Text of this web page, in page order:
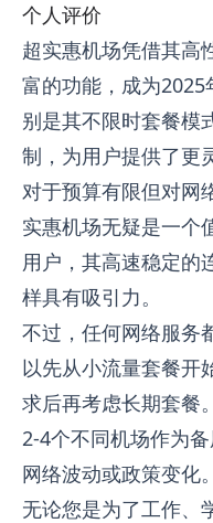
个人评价
超实惠机场凭借其高
富的功能，成为
别是其不限时套餐模
制，为用户提供了更
对于预算有限但对网
实惠机场无疑是一个
用户，其高速稳定的
样具有吸引力。
不过，任何网络服务
以先从小流量套餐开
求后再考虑长期套餐
2-4个不同机场作为
网络波动或政策变化。
无论您是为了工作、